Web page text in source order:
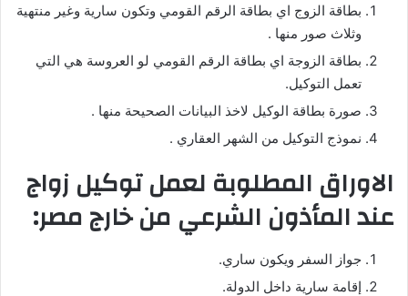
بطاقة الزوج اي بطاقة الرقم القومي وتكون سارية وغير منتهية
وثلاث صور منها .
بطاقة الزوجة اي بطاقة الرقم القومي لو العروسة هي التي
تعمل التوكيل.
صورة بطاقة الوكيل لاخذ البيانات الصحيحة منها .
نموذج التوكيل من الشهر العقاري .
الاوراق المطلوبة لعمل توكيل زواج
عند المأذون الشرعي من خارج مصر:
جواز السفر ويكون ساري.
إقامة سارية داخل الدولة.